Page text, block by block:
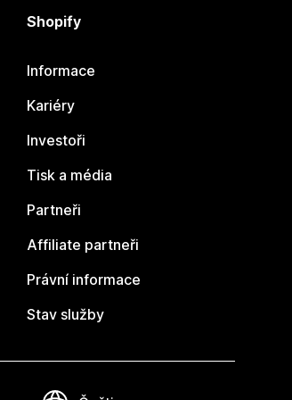
Shopify
Informace
Kariéry
Investoři
Tisk a média
Partneři
Affiliate partneři
Právní informace
Stav služby